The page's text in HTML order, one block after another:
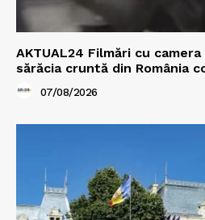
AKTUAL24 Filmări cu
sărăcia cruntă din România
07/08/2026